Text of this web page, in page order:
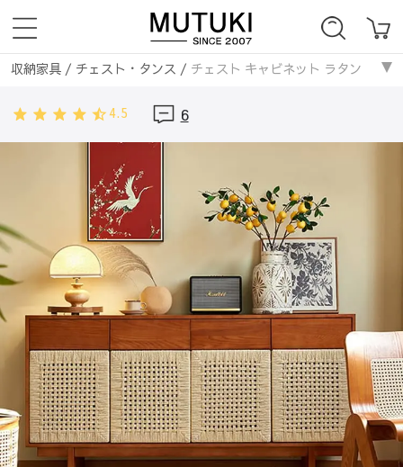
収納家具/ チェスト・タンス / チェスト キャビネット ラタン
収納家具/ラタン編み チェスト キャビネット ラタン
4.5 6